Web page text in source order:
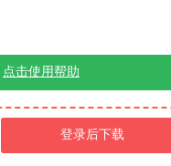
点击使用帮助
登录后下载